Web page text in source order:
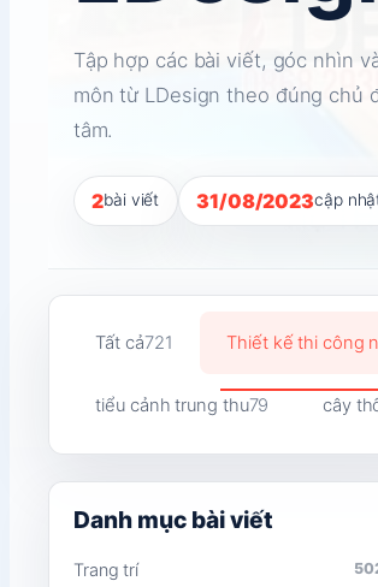
Tập hợp các bài viết, góc nhìn
môn từ LDesign theo đúng chủ
tâm.
2bài viết 31/08/2023cập
Tất cả721 Thiết kế thi công
tiểu cảnh trung thu79 cây
Danh mục bài viết
Trang trí